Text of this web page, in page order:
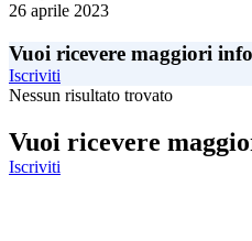
26 aprile 2023
Vuoi ricevere maggiori
Iscriviti
Nessun risultato trovato
Vuoi ricevere
Iscriviti